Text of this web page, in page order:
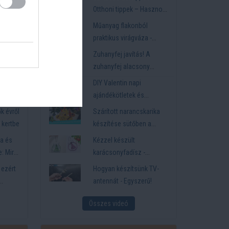
évről
és
Mire
hangulatos világításhoz
Otthoni tippek – Hasznos
tippek – Barkácstrükkök –
Ezek tényleg segítenek!
Műanyag flakonból
praktikus virágváza -
csináld magad!
Zuhanyfej javítás! A
zuhanyfej alacsony
víznyomásának javítása –
Takarítson meg pénzt
DIY Valentin napi
ajándékötletek és
meglepetések - Éjszakai
fények DIY Valentin-napi
PVC CSŐBŐL
Szárított narancskarika
készítése sütőben a
karácsonyi dekorációhoz
Kézzel készült
karácsonyfadísz -
Csillogó hab lapokból
készült karácsonyfadísz
Hogyan készítsünk TV-
antennát - Egyszerű!
Összes videó